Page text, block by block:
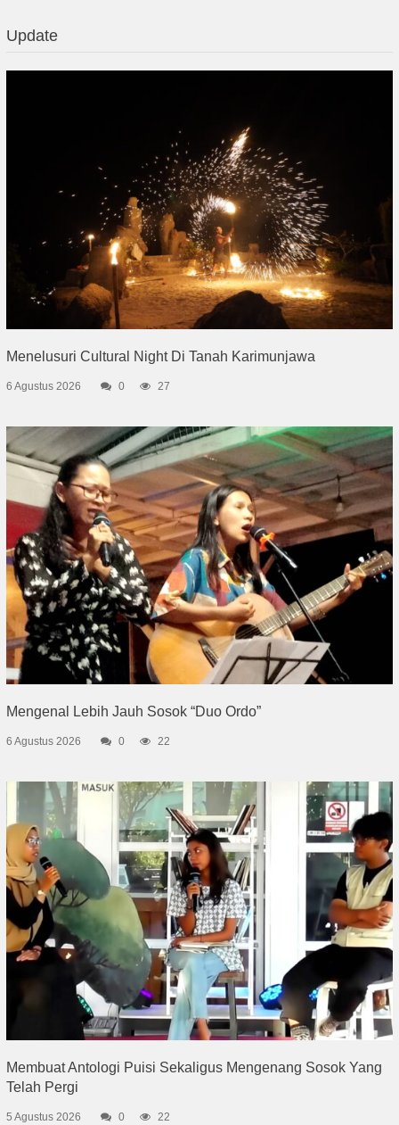
Update
Menelusuri Cultural Night Di Tanah Karimunjawa
6 Agustus 2026 0 27
Mengenal Lebih Jauh Sosok “Duo Ordo”
6 Agustus 2026 0 22
Membuat Antologi Puisi Sekaligus Mengenang Sosok Yang
Telah Pergi
5 Agustus 2026 0 22